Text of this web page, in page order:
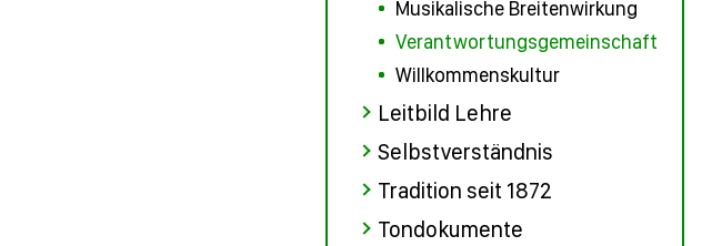
Musikalische Breitenwirkung
Verantwortungsgemeinschaft
Willkommenskultur
Leitbild Lehre
Selbstverständnis
Tradition seit 1872
Tondokumente